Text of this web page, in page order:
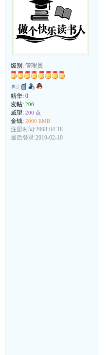
级别: 管理员
精华: 0
发帖: 200
威望: 200 点
金钱: 2000 RMB
注册时间:2008-04-18
最后登录:2019-02-10